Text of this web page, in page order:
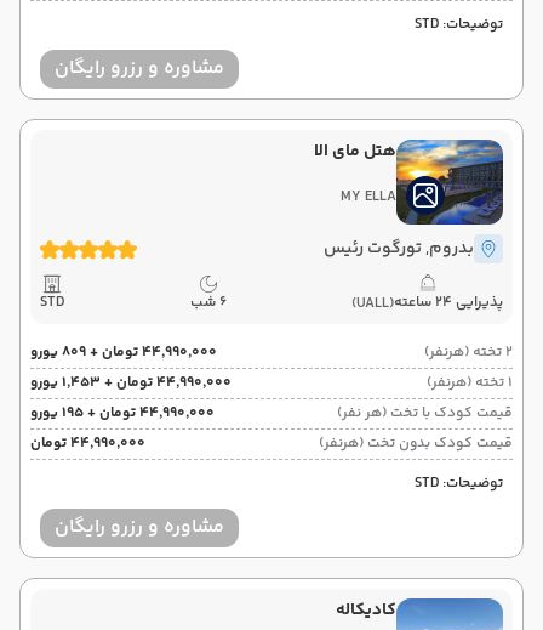
توضیحات: STD
مشاوره و رزرو رایگان
هتل مای الا
MY ELLA
بدروم, تورگوت رئیس
پذیرایی 24 ساعته (UALL) 6 شب STD
2 تخته (هرنفر)
۴۴٬۹۹۰٬۰۰۰ تومان + ۸۰۹ یورو
1 تخته (هرنفر)
۴۴٬۹۹۰٬۰۰۰ تومان + ۱٬۴۵۳ یورو
قیمت کودک با تخت (هر نفر)
۴۴٬۹۹۰٬۰۰۰ تومان + ۱۹۵ یورو
قیمت کودک بدون تخت (هرنفر)
۴۴٬۹۹۰٬۰۰۰ تومان
توضیحات: STD
مشاوره و رزرو رایگان
کادیکاله